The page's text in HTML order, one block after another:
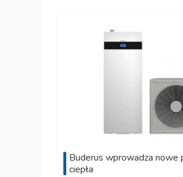
Buderus wprowadza nowe
ciepła